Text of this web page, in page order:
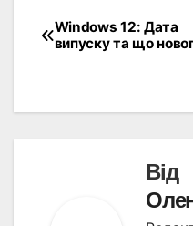
Навігація
Windows 12: Дата
випуску та що
Від